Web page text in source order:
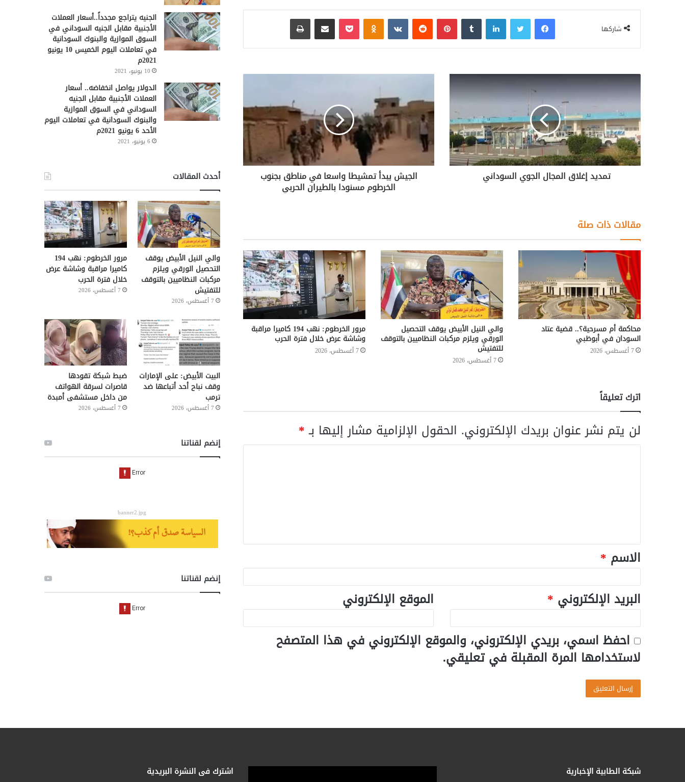
شاركها
فيسبوك لينكدإن بينتيريست بوكيت
تمديد إغلاق المجال الجوي السوداني الجيش يبدأ تمشيطا واسعا في مناطق بجنوب
الخرطوم مسنودا بالطيران الحربي
مقالات ذات صلة
محاكمة أم مسرحية؟.. قضية عتاد
السودان في أبوظبي
7 أغسطس، 2026
والي النيل الأبيض يوقف التحصيل
الورقي ويلزم مركبات النظاميين بالتوقف
للتفتيش
7 أغسطس، 2026
مرور الخرطوم: نهب 194 كاميرا مراقبة
وشاشة عرض خلال فترة الحرب
7 أغسطس، 2026
اترك تعليقاً
لن يتم نشر عنوان بريدك الإلكتروني. الحقول الإلزامية مشار إليها بـ*
الاسم *
البريد الإلكتروني *
الموقع الإلكتروني
احفظ اسمي، بريدي الإلكتروني، والموقع الإلكتروني في هذا المتصفح
لاستخدامها المرة المقبلة في تعليقي.
الجنيه يتراجع مجدداً..أسعار العملات
الأجنبية مقابل الجنيه السوداني في
السوق الموازية والبنوك السودانية
في تعاملات اليوم الخميس 10 يونيو
2021م
10 يونيو، 2021
الدولار يواصل انخفاضه.. أسعار
العملات الأجنبية مقابل الجنيه
السوداني في السوق الموازية
والبنوك السودانية في تعاملات اليوم
الأحد 6 يونيو 2021م
6 يونيو، 2021
أحدث المقالات
والي النيل الأبيض يوقف
التحصيل الورقي ويلزم
مركبات النظاميين بالتوقف
للتفتيش
7 أغسطس، 2026
مرور الخرطوم: نهب 194
كاميرا مراقبة وشاشة عرض
خلال فترة الحرب
7 أغسطس، 2026
البيت الأبيض: على ⁧‫الإمارات‬⁩
وقف نباح أحد أتباعها ضد
ترمب
7 أغسطس، 2026
ضبط شبكة تقودها
قاصرات لسرقة الهواتف
من داخل مستشفى أمبدة
7 أغسطس، 2026
إنضم لقناتنا
banner2.jpg
إنضم لقناتنا
شبكة الطابية الإخبارية اشترك فى النشرة البريدية